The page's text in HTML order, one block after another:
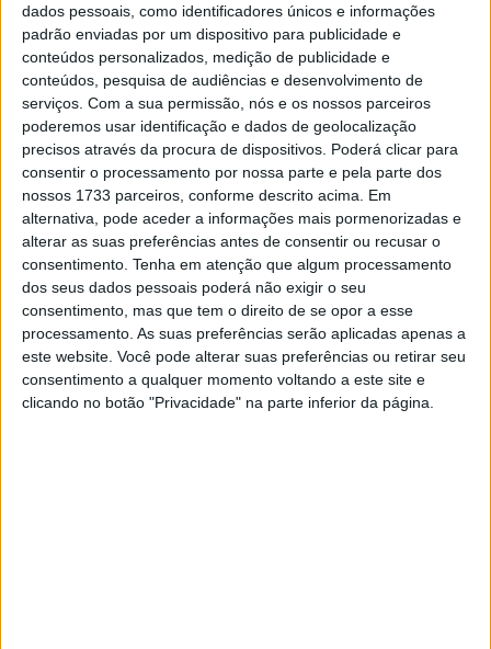
dados pessoais, como identificadores únicos e informações
padrão enviadas por um dispositivo para publicidade e
conteúdos personalizados, medição de publicidade e
conteúdos, pesquisa de audiências e desenvolvimento de
serviços. Com a sua permissão, nós e os nossos parceiros
poderemos usar identificação e dados de geolocalização
precisos através da procura de dispositivos. Poderá clicar para
consentir o processamento por nossa parte e pela parte dos
nossos 1733 parceiros, conforme descrito acima. Em
alternativa, pode aceder a informações mais pormenorizadas e
alterar as suas preferências antes de consentir ou recusar o
consentimento. Tenha em atenção que algum processamento
dos seus dados pessoais poderá não exigir o seu
consentimento, mas que tem o direito de se opor a esse
processamento. As suas preferências serão aplicadas apenas a
este website. Você pode alterar suas preferências ou retirar seu
consentimento a qualquer momento voltando a este site e
clicando no botão "Privacidade" na parte inferior da página.
Tendências Comentários Novidades
MotoGP- Reviravolta com Oliveira na Honda
8 SETEMBRO, 2025
MotoGP: Reviravolta? Miguel Oliveira pode
ter vaga em 2026
28 AGOSTO, 2025
MotoGP: Paolo Campinoti (Pramac) faz
revelações ‘desconfortáveis’ sobre Marc
Márquez
16 OUTUBRO, 2025
MotoGP: Toprak Razgatlioglu ‘muito